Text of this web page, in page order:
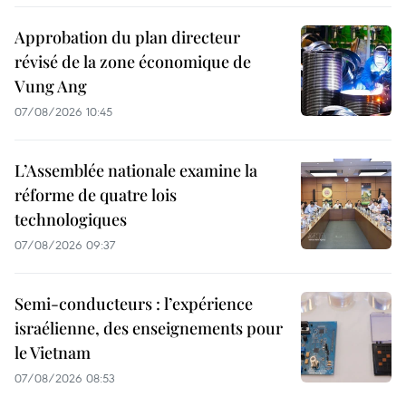
Approbation du plan directeur
révisé de la zone économique de
Vung Ang
07/08/2026 10:45
L’Assemblée nationale examine la
réforme de quatre lois
technologiques
07/08/2026 09:37
Semi-conducteurs : l’expérience
israélienne, des enseignements pour
le Vietnam
07/08/2026 08:53